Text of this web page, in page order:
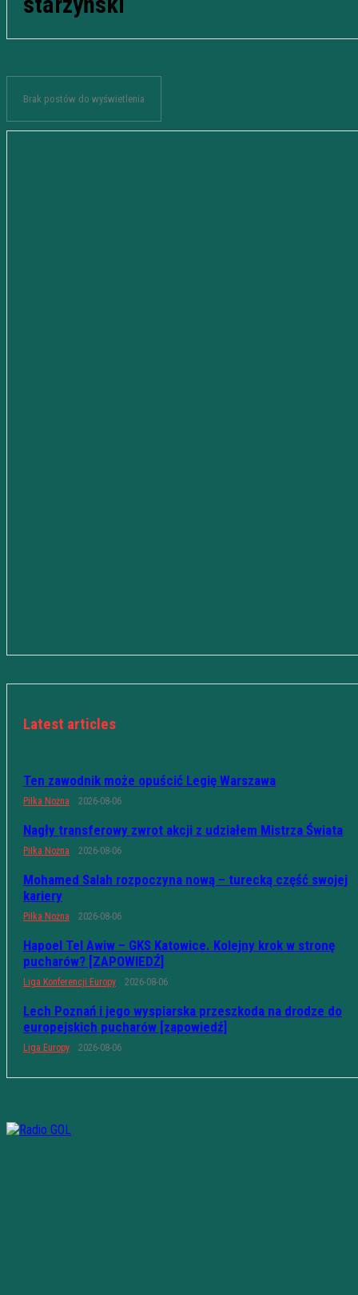
Brak postów do wyświetlenia
Latest articles
Ten zawodnik może opuścić Legię Warszawa
Piłka Nożna 2026-08-06
Nagły transferowy zwrot akcji z udziałem Mistrza Świata
Piłka Nożna 2026-08-06
Mohamed Salah rozpoczyna nową – turecką część swojej
kariery
Piłka Nożna 2026-08-06
Hapoel Tel Awiw – GKS Katowice. Kolejny krok w stronę
pucharów? [ZAPOWIEDŹ]
Liga Konferencji Europy 2026-08-06
Lech Poznań i jego wyspiarska przeszkoda na drodze do
europejskich pucharów [zapowiedź]
Liga Europy 2026-08-06